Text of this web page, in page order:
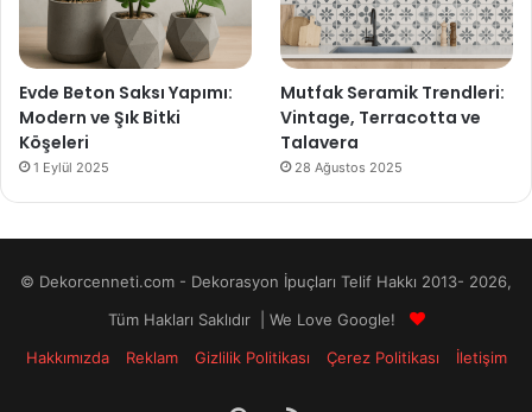
Evde Beton Saksı Yapımı:
Modern ve Şık Bitki
Köşeleri
1 Eylül 2025
Mutfak Seramik Trendleri:
Vintage, Terracotta ve
Talavera
28 Ağustos 2025
© Dekorcenneti.com - Dekorasyon İpuçları Telif Hakkı 2013- 2026,
Tüm Hakları Saklıdır | We Love Google!
Hakkımızda
Reklam Gizlilik Politikası Çerez Politikası İletişim